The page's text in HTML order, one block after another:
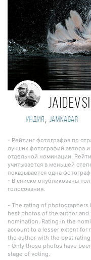
Индия , Jamnagar
- Рейтинг фотографов по
лучших фотографий автора
отдельной номинации.
учитывается в меньшей
показывается одна
- В списке опубликованы
голосования.
- The rating of
best photos of the author
nomination. Rating in the
account to a lesser extent for
the author with the best rating.
- Only those photos have
stage of voting.